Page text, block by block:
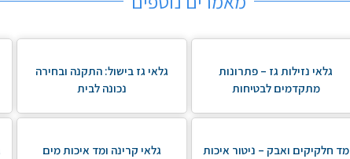
גלאי נזילות גז – פתרונות
מתקדמים לבטיחות
גלאי גז בישול: התקנה ובחירה
נכונה לבית
מד חלקיקים ואבק – ניטור איכות
גלאי קרינה ומד איכות מים